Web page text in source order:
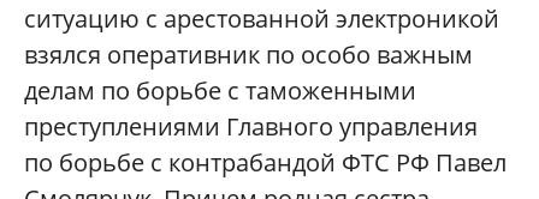
ситуацию с арестованной электроникой
взялся оперативник по особо важным
делам по борьбе с таможенными
преступлениями Главного управления
по борьбе с контрабандой ФТС РФ Павел